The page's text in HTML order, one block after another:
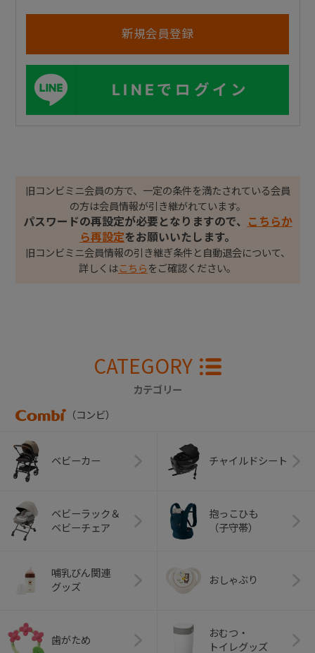
LINEでログイン
旧コンビミニ会員の方で、一定の条件を満たされている会員
の方は会員情報が引き継がれています。
パスワードの再設定が必要となりますので、
こちらか
ら再設定をお願いいたします。
旧コンビミニ会員情報の引き継ぎ条件と自動退会について、
詳しくはこちら をご確認ください。
CATEGORY
カテゴリー
（コンビ）
ベビーカー チャイルドシート
ベビーラック＆
ベビーチェア
抱っこひも
（子守帯）
哺乳びん関連
グッズ
おしゃぶり
歯がため
おむつ・
トイレグッズ